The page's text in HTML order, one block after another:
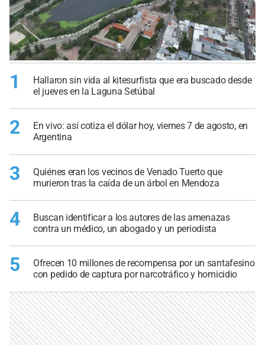
1
Hallaron sin vida al kitesurfista que era buscado desde
el jueves en la Laguna Setúbal
2
En vivo: así cotiza el dólar hoy, viernes 7 de agosto, en
Argentina
3
Quiénes eran los vecinos de Venado Tuerto que
murieron tras la caída de un árbol en Mendoza
4
Buscan identificar a los autores de las amenazas
contra un médico, un abogado y un periodista
5
Ofrecen 10 millones de recompensa por un santafesino
con pedido de captura por narcotráfico y homicidio